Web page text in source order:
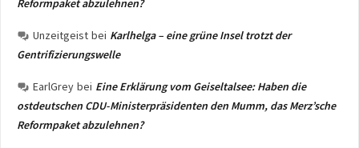
Reformpaket abzulehnen?
Unzeitgeist bei Karlhelga – eine grüne Insel trotzt der
Gentrifizierungswelle
EarlGrey bei Eine Erklärung vom Geiseltalsee: Haben die
ostdeutschen CDU-Ministerpräsidenten den Mumm, das Merz’sche
Reformpaket abzulehnen?